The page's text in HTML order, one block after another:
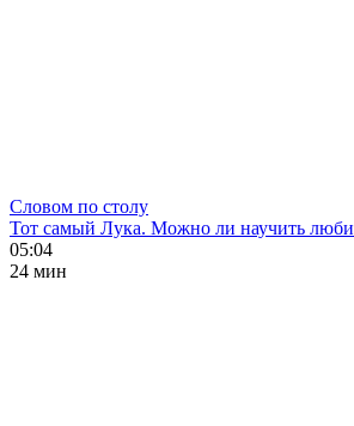
Словом по столу
Тот самый Лука. Можно ли научить
05:04
24 мин